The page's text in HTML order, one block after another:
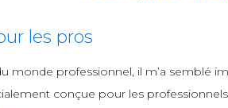
les pros
monde professionnel, il m’a
conçue pour les